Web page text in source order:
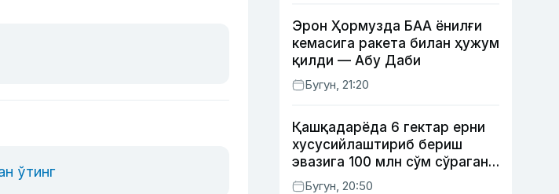
ўтинг
Эрон Ҳормузда БАА ёнилғи
кемасига ракета билан ҳужум
қилди — Абу Даби
Бугун, 21:20
Қашқадарёда 6 гектар ерни
хусусийлаштириб бериш
эвазига 100 млн сўм сўраган
шахс ушланди
Бугун, 20:50